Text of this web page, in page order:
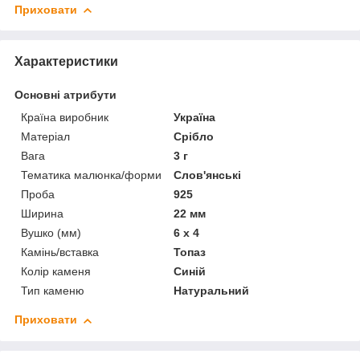
Приховати
Характеристики
Основні атрибути
Країна виробник
Україна
Матеріал
Срібло
Вага
3 г
Тематика малюнка/форми
Слов'янські
Проба
925
Ширина
22 мм
Вушко (мм)
6 х 4
Камінь/вставка
Топаз
Колір каменя
Синій
Тип каменю
Натуральний
Приховати